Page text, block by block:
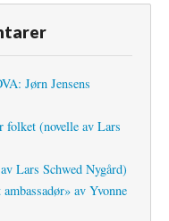
Jørn Jensens
folket (novelle av Lars
Lars Schwed Nygård)
av Yvonne